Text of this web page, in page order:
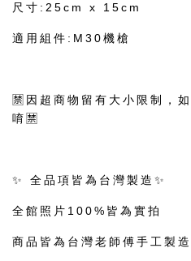
尺寸:25cm x 15cm
適用組件:M30機槍
🈲因超商物留有大小限制，
唷🈲
✨ 全品項皆為台灣製造✨
全館照片100%皆為實拍
商品皆為台灣老師傅手工製造